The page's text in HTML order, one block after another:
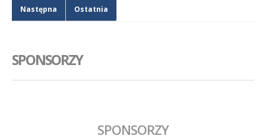
Następna Ostatnia
SPONSORZY
SPONSORZY